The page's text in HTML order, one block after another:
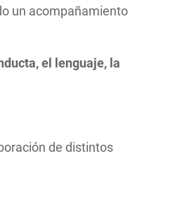
un acompañamiento
el lenguaje, la
de distintos